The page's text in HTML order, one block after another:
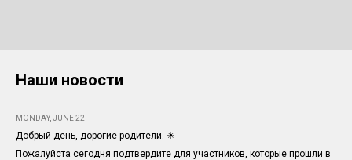
Наши новости
MONDAY, JUNE 22
Добрый день, дорогие родители. ☀
Пожалуйста сегодня подтвердите для участников, которые прошли в